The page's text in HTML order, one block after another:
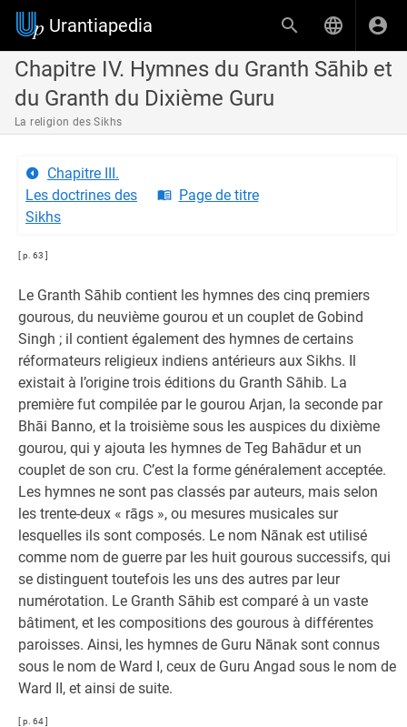
Urantiapedia
Chapitre IV. Hymnes du Granth Sāhib et
du Granth du Dixième Guru
La religion des Sikhs
Chapitre III.
Les doctrines des
Sikhs
Page de titre
[ p. 63 ]
Le Granth Sāhib contient les hymnes des cinq premiers
gourous, du neuvième gourou et un couplet de Gobind
Singh ; il contient également des hymnes de certains
réformateurs religieux indiens antérieurs aux Sikhs. Il
existait à l’origine trois éditions du Granth Sāhib. La
première fut compilée par le gourou Arjan, la seconde par
Bhāi Banno, et la troisième sous les auspices du dixième
gourou, qui y ajouta les hymnes de Teg Bahādur et un
couplet de son cru. C’est la forme généralement acceptée.
Les hymnes ne sont pas classés par auteurs, mais selon
les trente-deux « rāgs », ou mesures musicales sur
lesquelles ils sont composés. Le nom Nānak est utilisé
comme nom de guerre par les huit gourous successifs, qui
se distinguent toutefois les uns des autres par leur
numérotation. Le Granth Sāhib est comparé à un vaste
bâtiment, et les compositions des gourous à différentes
paroisses. Ainsi, les hymnes de Guru Nānak sont connus
sous le nom de Ward I, ceux de Guru Angad sous le nom de
Ward II, et ainsi de suite.
[ p. 64 ]